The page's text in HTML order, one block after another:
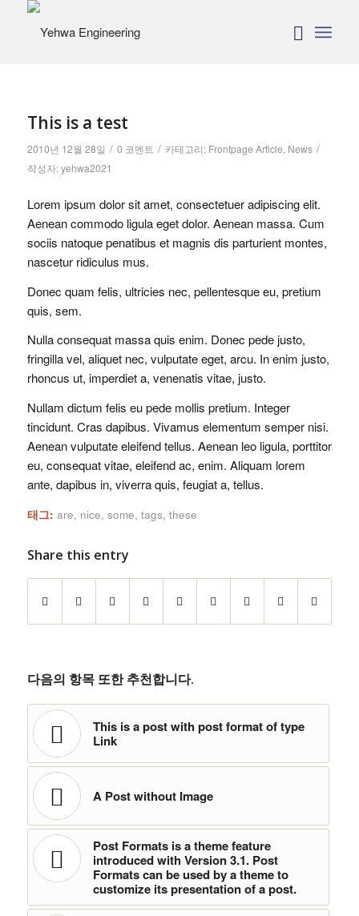
This is a test
2010년 12월 28일 / 0 코멘트 / 카테고리: Frontpage Article, News /
작성자:yehwa2021
Lorem ipsum dolor sit amet, consectetuer adipiscing elit.
Aenean commodo ligula eget dolor. Aenean massa. Cum
sociis natoque penatibus et magnis dis parturient montes,
nascetur ridiculus mus.
Donec quam felis, ultricies nec, pellentesque eu, pretium
quis, sem.
Nulla consequat massa quis enim. Donec pede justo,
fringilla vel, aliquet nec, vulputate eget, arcu. In enim justo,
rhoncus ut, imperdiet a, venenatis vitae, justo.
Nullam dictum felis eu pede mollis pretium. Integer
tincidunt. Cras dapibus. Vivamus elementum semper nisi.
Aenean vulputate eleifend tellus. Aenean leo ligula, porttitor
eu, consequat vitae, eleifend ac, enim. Aliquam lorem
ante, dapibus in, viverra quis, feugiat a, tellus.
태그: are, nice, some, tags, these
Share this entry
다음의 항목 또한 추천합니다.
This is a post with post format of type
Link
A Post without Image
Post Formats is a theme feature
introduced with Version 3.1. Post
Formats can be used by a theme to
customize its presentation of a post.